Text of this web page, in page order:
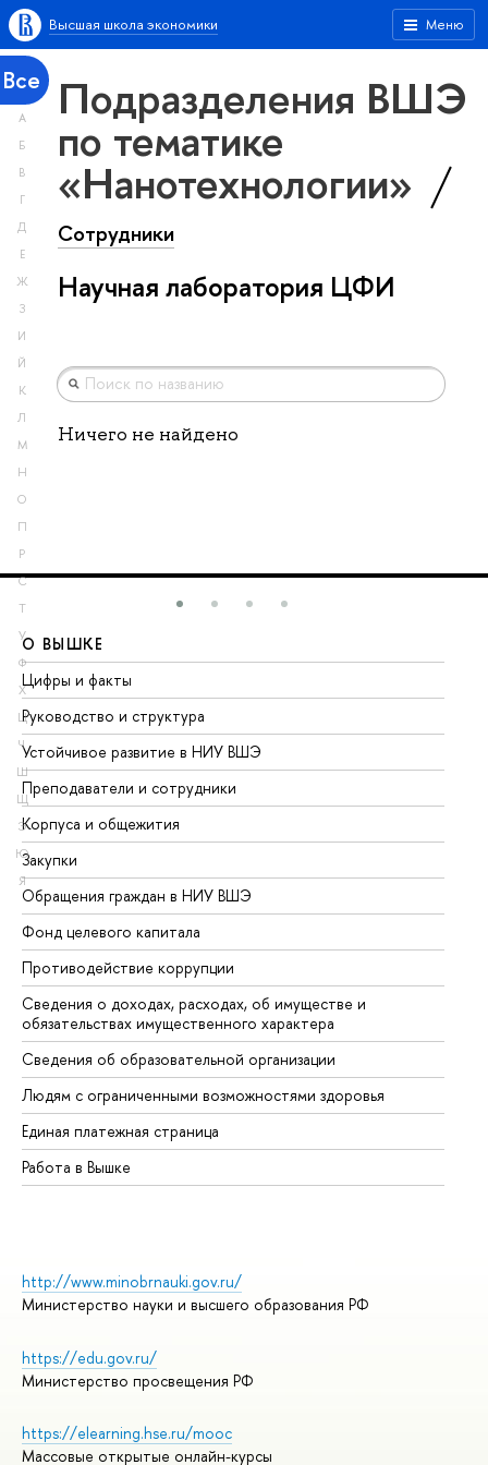
Меню
Высшая школа экономики
Все
А
Б
В
Г
Д
Е
Ж
З
И
Й
К
Л
М
Н
О
П
Р
С
Т
У
Ф
Х
Ц
Ч
Ш
Щ
Э
Ю
Я
Подразделения ВШЭ
по тематике
«Нанотехнологии»
Сотрудники
Научная лаборатория ЦФИ
Ничего не найдено
О ВЫШКЕ
Цифры и факты
Руководство и структура
Устойчивое развитие в НИУ ВШЭ
Преподаватели и сотрудники
Корпуса и общежития
Закупки
Обращения граждан в НИУ ВШЭ
Фонд целевого капитала
Противодействие коррупции
Сведения о доходах, расходах, об имуществе и
обязательствах имущественного характера
Сведения об образовательной организации
Людям с ограниченными возможностями здоровья
Единая платежная страница
Работа в Вышке
http://www.minobrnauki.gov.ru/
Министерство науки и высшего образования РФ
https://edu.gov.ru/
Министерство просвещения РФ
https://elearning.hse.ru/mooc
Массовые открытые онлайн-курсы